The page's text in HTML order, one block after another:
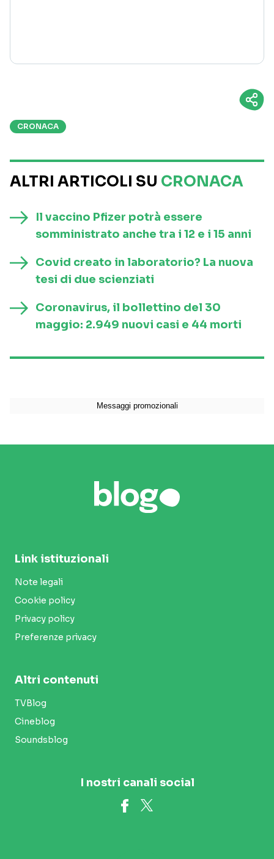
CRONACA
ALTRI ARTICOLI SU CRONACA
Il vaccino Pfizer potrà essere
somministrato anche tra i 12 e i 15 anni
Covid creato in laboratorio? La nuova
tesi di due scienziati
Coronavirus, il bollettino del 30
maggio: 2.949 nuovi casi e 44 morti
Link istituzionali
Note legali
Cookie policy
Privacy policy
Preferenze privacy
Altri contenuti
TVBlog
Cineblog
Soundsblog
I nostri canali social